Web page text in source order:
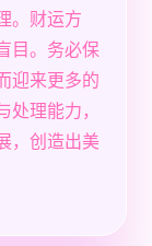
。财运方
目。务必保
迎来更多的
理能力，
，创造出美